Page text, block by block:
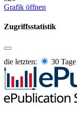
Grafik öffnen
Zugriffsstatistik
die letzten: 30 Tage